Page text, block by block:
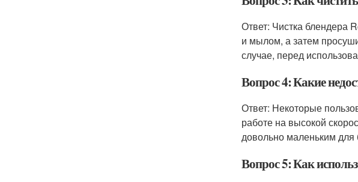
Ответ: Чистка блендера
и мылом, а затем
случае, перед
Вопрос 4: Какие
Ответ: Некоторые
работе на высокой
довольно маленьким
Вопрос 5: Как